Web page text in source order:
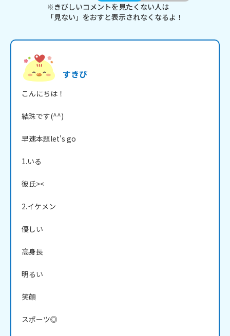
※きびしいコメントを見たくない人は
「見ない」をおすと表示されなくなるよ！
すきぴ
こんにちは！
結珠です(^^)
早速本題let's go
1.いる
彼氏><
2.イケメン
優しい
高身長
明るい
笑顔
スポーツ◎